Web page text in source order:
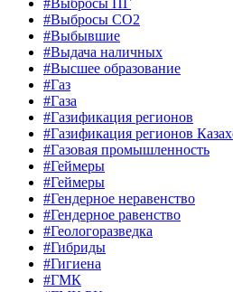
#Выбросы СО2
#Выбывшие
#Выдача наличных
#Высшее образование
#Газ
#Газа
#Газификация регионов
#Газификация регионов
#Газовая промышленность
#Геймеры
#Геймеры
#Гендерное неравенство
#Гендерное равенство
#Геологоразведка
#Гибриды
#Гигиена
#ГМК